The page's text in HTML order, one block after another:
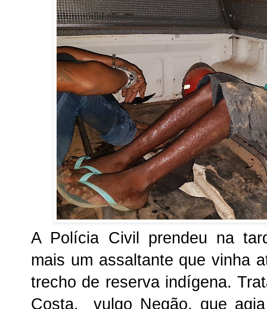
A Polícia Civil prendeu na
mais um assaltante que vinha
trecho de reserva indígena.
Costa, vulgo Negão, que